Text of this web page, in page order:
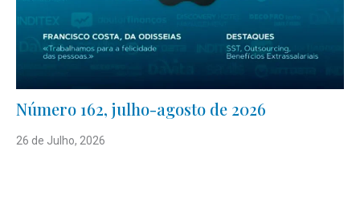
Número 162, julho-agosto de 2026
26 de Julho, 2026